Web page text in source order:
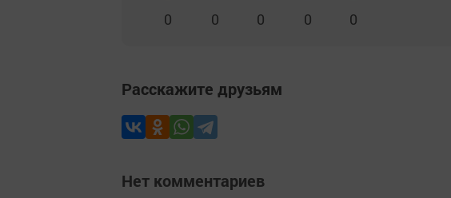
0 0 0 0 0
Расскажите друзьям
Нет комментариев